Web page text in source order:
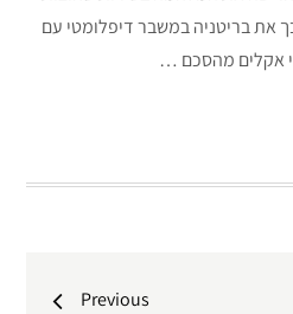
את בריטניה במשבר דיפלומטי עם
אקלים מהסכם …
Previous